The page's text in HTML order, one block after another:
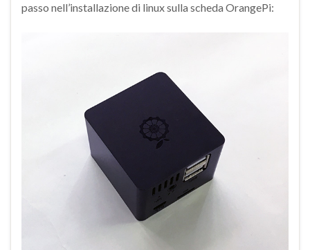
passo nell’installazione di linux sulla scheda OrangePi: